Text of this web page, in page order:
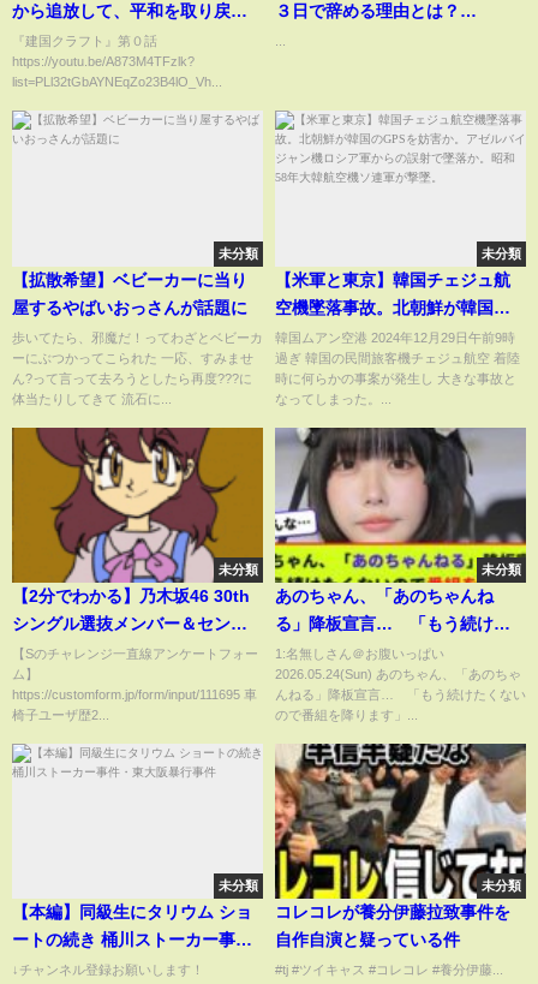
から追放して、平和を取り戻す-
新50人クラフト#14マインクラフ
ト Minecraft【KUN】
『建国クラフト』第０話
https://youtu.be/A873M4TFzlk?
list=PLl32tGbAYNEqZo23B4lO_Vh...
３日で辞める理由とは？
職 #仕事 #働き方 #末路
未分類
【拡散希望】ベビーカーに当り
屋するやばいおっさんが話題に
歩いてたら、邪魔だ！ってわざとベビーカ
ーにぶつかってこられた 一応、すみませ
ん?って言って去ろうとしたら再度???に
体当たりしてきて 流石に...
未分類
【米軍と東京】韓国チェジュ航
空機墜落事故。北朝鮮が韓国の
GPSを妨害か。アゼルバイジャ
ン機ロシア軍からの誤射で墜落
か。昭和58年大韓航空機ソ連軍
韓国ムアン空港 2024年12月29日午前9時
過ぎ 韓国の民間旅客機チェジュ航空 着陸
時に何らかの事案が発生し 大きな事故と
なってしまった。...
未分類
【2分でわかる】乃木坂46 30th
シングル選抜メンバー＆センタ
ー！齋藤飛鳥か、秋元真夏か、
賀喜遥香か？
【Sのチャレンジ一直線アンケートフォー
ム】
https://customform.jp/form/input/111695 車
椅子ユーザ歴2...
未分類
あのちゃん、「あのちゃんね
る」降板宣言… 「もう続けた
くないので番組を降ります」
【2chまとめ】【2chスレ】
【5chスレ】
1:名無しさん＠お腹いっぱい
2026.05.24(Sun) あのちゃん、「あのちゃ
んねる」降板宣言… 「もう続けたくない
ので番組を降ります」...
未分類
【本編】同級生にタリウム ショ
ートの続き 桶川ストーカー事
件・東大阪暴行事件
↓チャンネル登録お願いします！
未分類
コレコレが養分伊藤拉致事件を
自作自演と疑っている件
#tj #ツイキャス #コレコレ #養分伊藤...